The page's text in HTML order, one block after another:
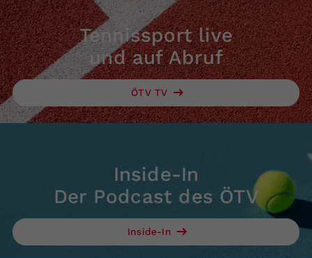
Tennissport live
und auf Abruf
ÖTV TV
Inside-In
Der Podcast des ÖTV
Inside-In